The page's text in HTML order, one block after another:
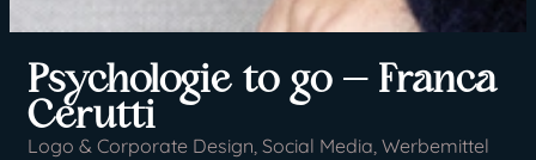
Psychologie to go – Franca
Cerutti
Logo & Corporate Design, Social Media, Werbemittel